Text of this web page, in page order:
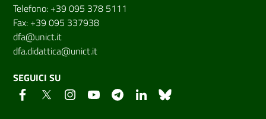
Telefono: +39 095 378 5111
Fax: +39 095 337938
dfa@unict.it
dfa.didattica@unict.it
SEGUICI SU